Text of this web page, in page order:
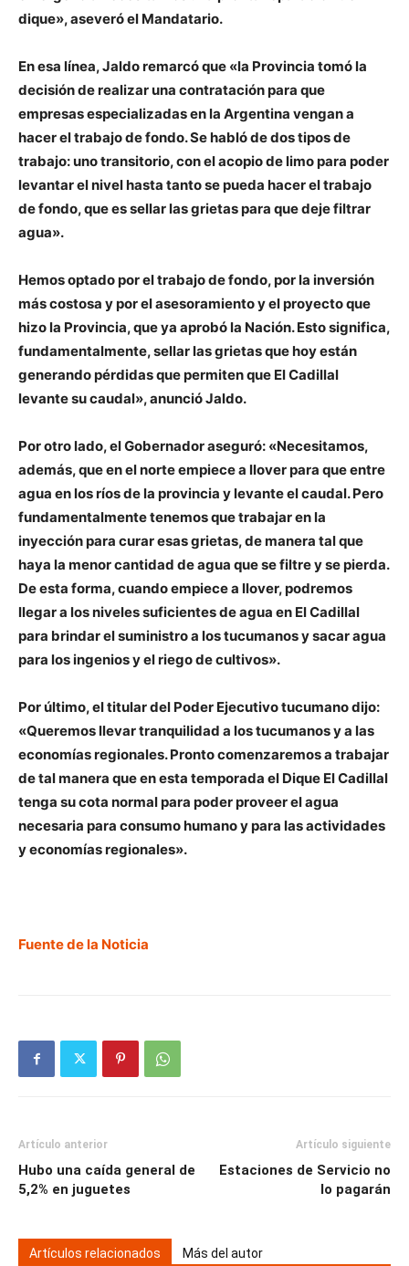
dique», aseveró el Mandatario.
En esa línea, Jaldo remarcó que «la Provincia tomó la
decisión de realizar una contratación para que
empresas especializadas en la Argentina vengan a
hacer el trabajo de fondo. Se habló de dos tipos de
trabajo: uno transitorio, con el acopio de limo para poder
levantar el nivel hasta tanto se pueda hacer el trabajo
de fondo, que es sellar las grietas para que deje filtrar
agua».
Hemos optado por el trabajo de fondo, por la inversión
más costosa y por el asesoramiento y el proyecto que
hizo la Provincia, que ya aprobó la Nación. Esto significa,
fundamentalmente, sellar las grietas que hoy están
generando pérdidas que permiten que El Cadillal
levante su caudal», anunció Jaldo.
Por otro lado, el Gobernador aseguró: «Necesitamos,
además, que en el norte empiece a llover para que entre
agua en los ríos de la provincia y levante el caudal. Pero
fundamentalmente tenemos que trabajar en la
inyección para curar esas grietas, de manera tal que
haya la menor cantidad de agua que se filtre y se pierda.
De esta forma, cuando empiece a llover, podremos
llegar a los niveles suficientes de agua en El Cadillal
para brindar el suministro a los tucumanos y sacar agua
para los ingenios y el riego de cultivos».
Por último, el titular del Poder Ejecutivo tucumano dijo:
«Queremos llevar tranquilidad a los tucumanos y a las
economías regionales. Pronto comenzaremos a trabajar
de tal manera que en esta temporada el Dique El Cadillal
tenga su cota normal para poder proveer el agua
necesaria para consumo humano y para las actividades
y economías regionales».
Fuente de la Noticia
Artículo anterior
Hubo una caída general de
5,2% en juguetes
Artículo siguiente
Estaciones de Servicio no
lo pagarán
Artículos relacionados Más del autor